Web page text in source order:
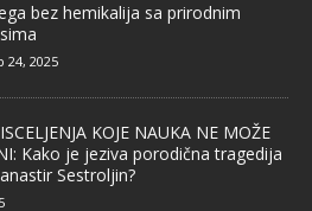
bez hemikalija sa prirodnim
24, 2025
KOJE NAUKA NE MOŽE
Kako je jeziva porodična tragedija
Sestroljin?